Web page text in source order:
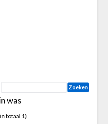
was
totaal 1)